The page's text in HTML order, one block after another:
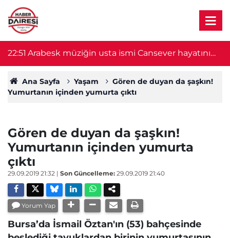
22:51 Arabesk müziğin usta ismi Cansever hayatını
kaybetti
Ana Sayfa Yaşam
Gören de duyan da şaşkın!
Yumurtanın içinden yumurta çıktı
Gören de duyan da şaşkın!
Yumurtanın içinden yumurta
çıktı
29.09.2019 21:32 | Son Güncelleme: 29.09.2019 21:40
Yorum Yap
Bursa’da İsmail Öztan'ın (53) bahçesinde